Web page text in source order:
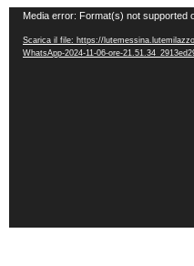
Video
Player
Media error: Format(s) not supported
Scarica il file: https://
WhatsApp-2024-11-06-ore-